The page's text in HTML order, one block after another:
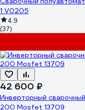
1 V0205
4.9
(37)
42 600 ₽
Инверторный
200 Mosfet 13709